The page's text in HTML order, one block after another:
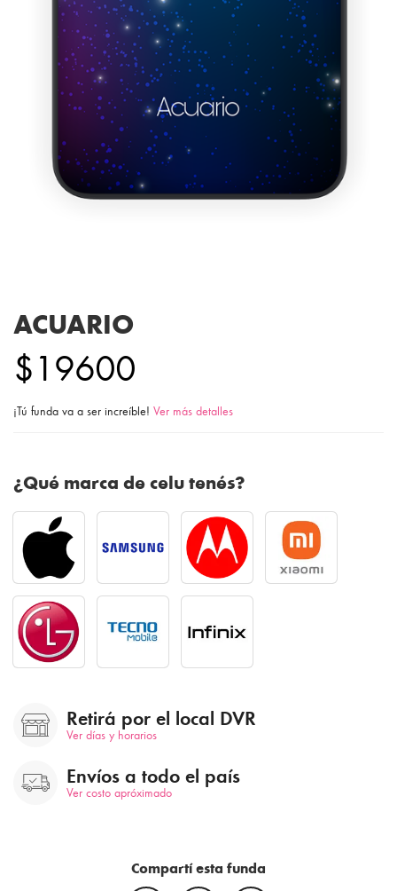
ACUARIO
$19600
¡Tú funda va a ser increíble! Ver más detalles
¿Qué marca de celu tenés?
Retirá por el local DVR
Ver días y horarios
Envíos a todo el país
Ver costo apróximado
Compartí esta funda